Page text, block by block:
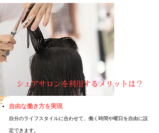
シェアサロンを利用するメリットは？
自由な働き方を実現
自分のライフスタイルに合わせて、働く時間や曜日を自由に設
定できます。